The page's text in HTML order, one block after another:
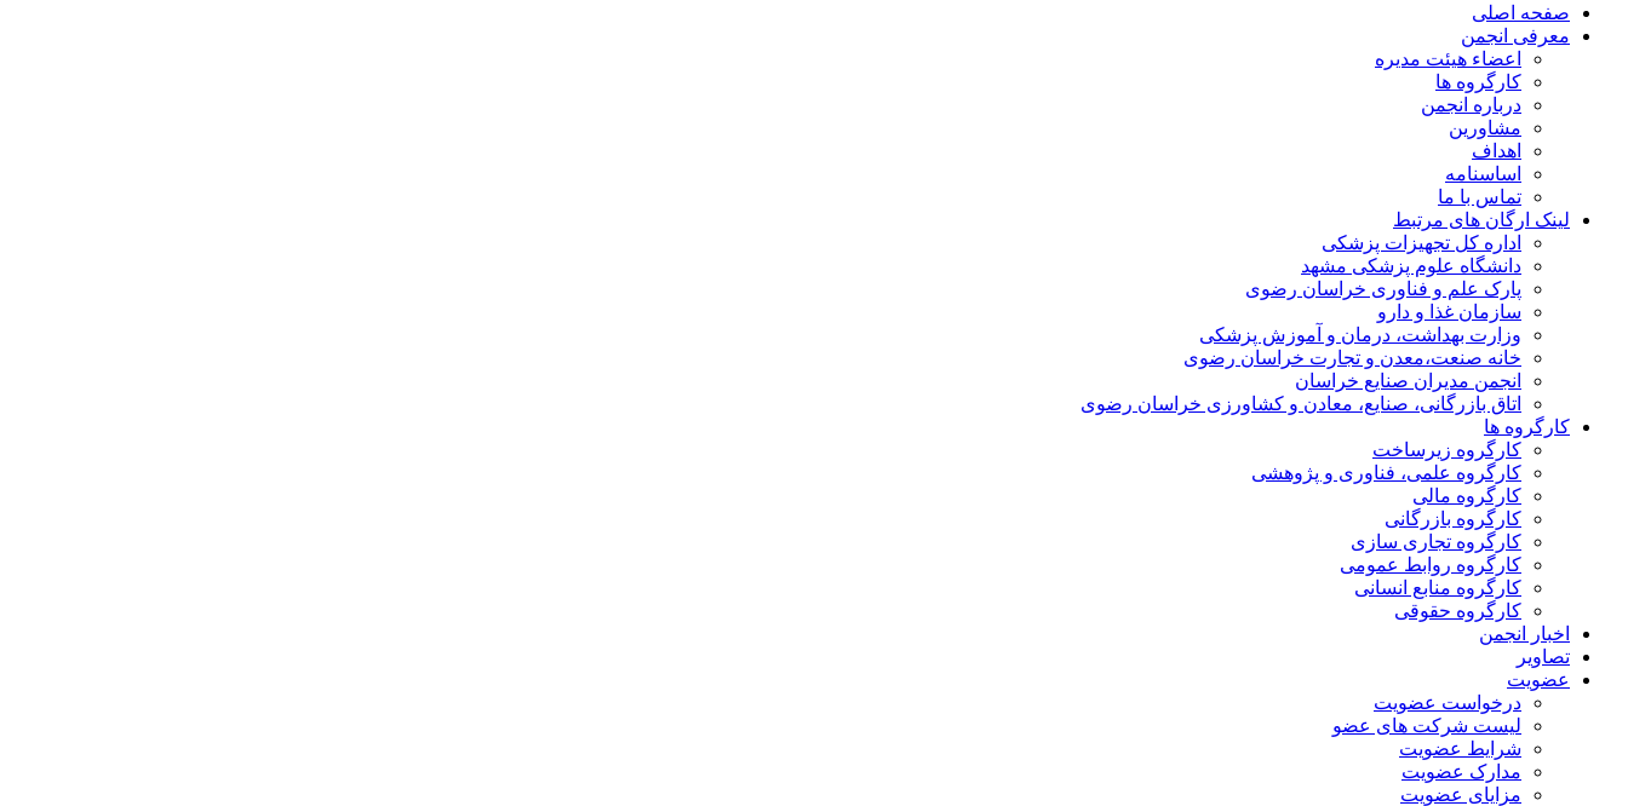
صفحه اصلی
معرفی انجمن
اعضاء هیئت مدیره
کارگروه ها
درباره انجمن
مشاورین
اهداف
اساسنامه
تماس با ما
لینک ارگان های مرتبط
اداره کل تجهیزات پزشکی
دانشگاه علوم پزشکی مشهد
پارک علم و فناوری خراسان رضوی
سازمان غذا و دارو
وزارت بهداشت، درمان و آموزش پزشکی
خانه صنعت،معدن و تجارت خراسان رضوی
انجمن مدیران صنایع خراسان
اتاق بازرگانی، صنایع، معادن و کشاورزی خراسان رضوی
کارگروه ها
کارگروه زیرساخت
کارگروه علمی، فناوری و پژوهشی
کارگروه مالی
کارگروه بازرگانی
کارگروه تجاری سازی
کارگروه روابط عمومی
کارگروه منابع انسانی
کارگروه حقوقی
اخبار انجمن
تصاویر
عضویت
درخواست عضویت
لیست شرکت های عضو
شرایط عضویت
مدارک عضویت
مزایای عضویت